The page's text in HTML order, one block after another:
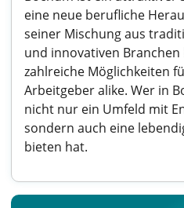
eine neue berufliche
seiner Mischung aus
und innovativen
zahlreiche Möglichkeiten
Arbeitgeber alike. Wer in
nicht nur ein Umfeld mit
sondern auch eine
bieten hat.